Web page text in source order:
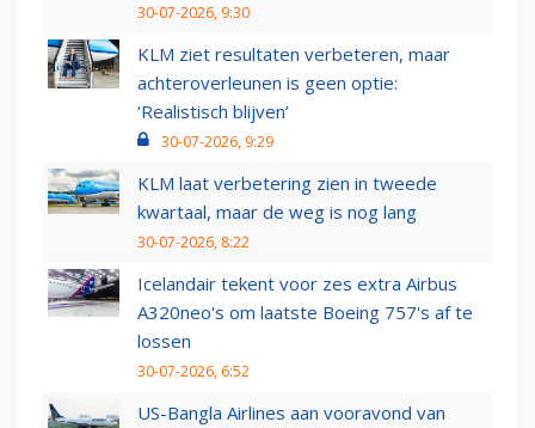
30-07-2026, 9:30
KLM ziet resultaten verbeteren, maar
achteroverleunen is geen optie:
‘Realistisch blijven’
30-07-2026, 9:29
KLM laat verbetering zien in tweede
kwartaal, maar de weg is nog lang
30-07-2026, 8:22
Icelandair tekent voor zes extra Airbus
A320neo's om laatste Boeing 757's af te
lossen
30-07-2026, 6:52
US-Bangla Airlines aan vooravond van